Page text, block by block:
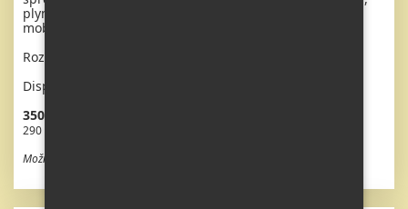
plynová karma na ohřev vody. Zvýšený strop v celém
mobilheimu !!
Rozměr: 11,1 x 3,7m
Dispozice: 4 + kk
350 900 Kč vč. DPH
290 000 Kč bez DPH
Možnost odpočtu DPH